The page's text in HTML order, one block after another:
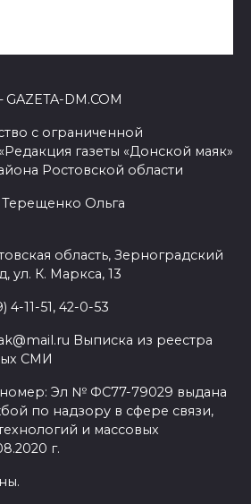
DM.COM
с ограниченной
газеты «Донской маяк»
Ростовской области
Терещенко Ольга
область, Зерноградский
ул. К. Маркса, 13
11-51, 42-0-53
Выписка из реестра
СМИ
Эл № ФС77-79029 выдана
по надзору в сфере связи,
и массовых
г.